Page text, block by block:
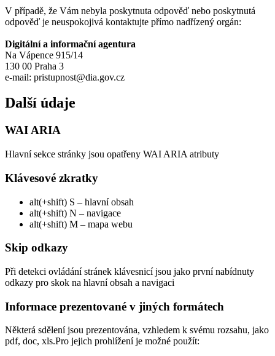
V případě, že Vám nebyla poskytnuta odpověď nebo poskytnutá
odpověď je neuspokojivá kontaktujte přímo nadřízený orgán:
Digitální a informační agentura
Na Vápence 915/14
130 00 Praha 3
e-mail: pristupnost@dia.gov.cz
Další údaje
WAI ARIA
Hlavní sekce stránky jsou opatřeny WAI ARIA atributy
Klávesové zkratky
alt(+shift) S – hlavní obsah
alt(+shift) N – navigace
alt(+shift) M – mapa webu
Skip odkazy
Při detekci ovládání stránek klávesnicí jsou jako první nabídnuty
odkazy pro skok na hlavní obsah a navigaci
Informace prezentované v jiných formátech
Některá sdělení jsou prezentována, vzhledem k svému rozsahu, jako
pdf, doc, xls.Pro jejich prohlížení je možné použít: